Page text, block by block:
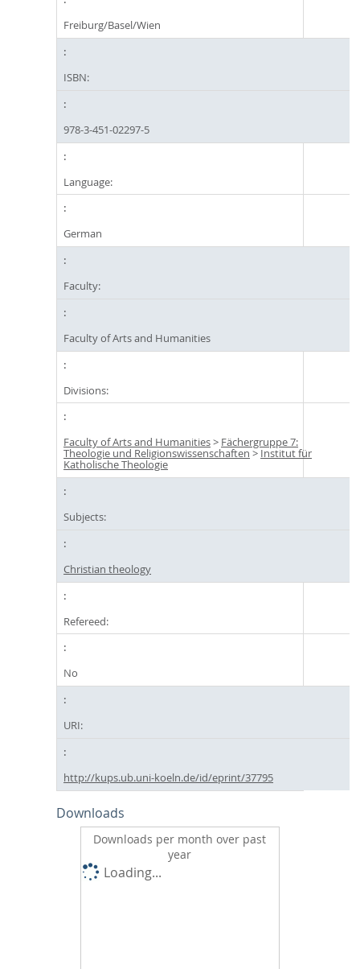
Freiburg/Basel/Wien
ISBN:
978-3-451-02297-5
Language:
German
Faculty:
Faculty of Arts and Humanities
Divisions:
Faculty of Arts and Humanities> Fächergruppe 7:
Theologie und Religionswissenschaften > Institut für
Katholische Theologie
Subjects:
Christian theology
Refereed:
No
URI:
http://kups.ub.uni-koeln.de/id/eprint/37795
Downloads
Downloads per month over past
year
Loading...